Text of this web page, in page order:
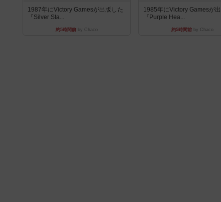
1987年にVictory Gamesが出版した
『Silver Sta...
約5時間前 by Chaco
1985年にVictory Gamesが
『Purple Hea...
約5時間前 by Chaco